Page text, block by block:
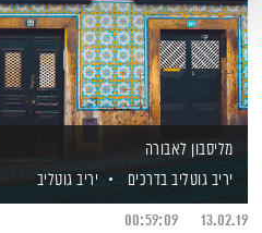
מליסבון לאבורה
יריב גוטליב בדרכים
יריב גוטליב
13.02.19
00:59:09